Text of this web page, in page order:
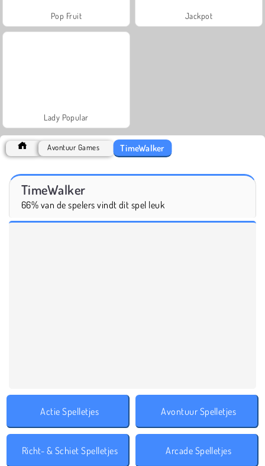
Pop Fruit Jackpot
Lady Popular
Avontuur Games TimeWalker
TimeWalker
66% van de spelers vindt dit spel leuk
Actie Spelletjes Avontuur Spelletjes
Richt- & Schiet Spelletjes Arcade Spelletjes